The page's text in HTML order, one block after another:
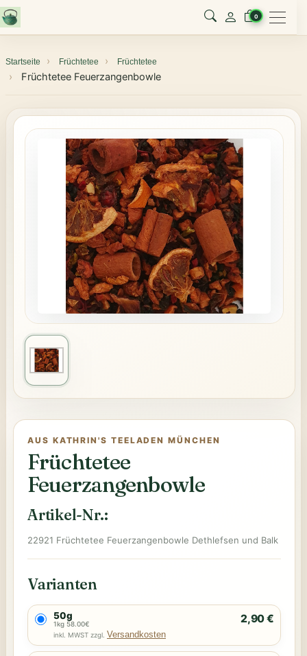
0 Menu
Startseite Früchtetee Früchtetee
Früchtetee Feuerzangenbowle
AUS KATHRIN'S TEELADEN MÜNCHEN
Früchtetee
Feuerzangenbowle
Artikel-Nr.:
22921 Früchtetee Feuerzangenbowle Dethlefsen und Balk
Varianten
50g
1kg 58.00€ 2,90 €
inkl. MWST zzgl. Versandkosten